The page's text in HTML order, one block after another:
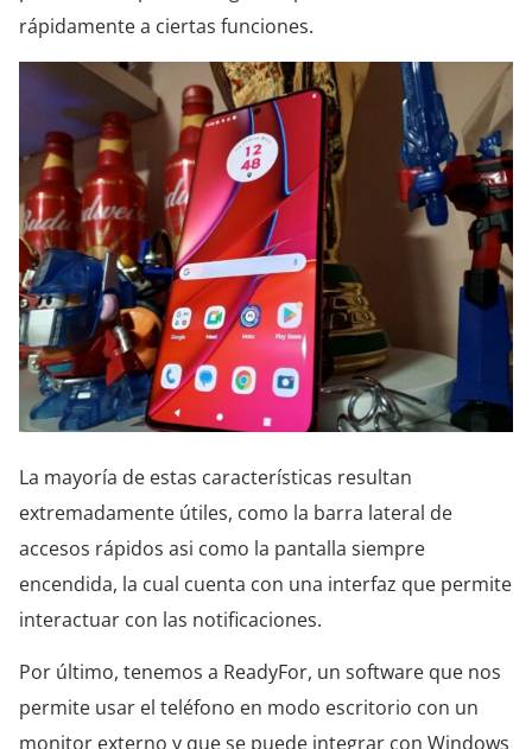
rápidamente a ciertas funciones.
La mayoría de estas características resultan
extremadamente útiles, como la barra lateral de
accesos rápidos asi como la pantalla siempre
encendida, la cual cuenta con una interfaz que permite
interactuar con las notificaciones.
Por último, tenemos a ReadyFor, un software que nos
permite usar el teléfono en modo escritorio con un
monitor externo y que se puede integrar con Windows